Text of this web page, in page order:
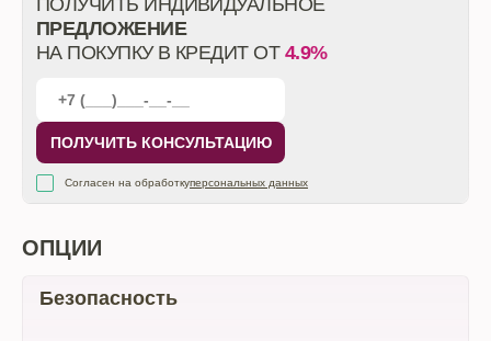
ПОЛУЧИТЬ ИНДИВИДУАЛЬНОЕ
ПРЕДЛОЖЕНИЕ
НА ПОКУПКУ В КРЕДИТ ОТ 4.9%
ПОЛУЧИТЬ КОНСУЛЬТАЦИЮ
Согласен на обработкуперсональных данных
ОПЦИИ
Безопасность